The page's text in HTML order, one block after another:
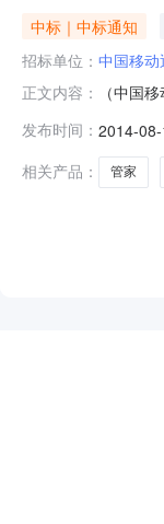
中标｜中标通知
招标单位： 中国移动
正文内容：
（中国
期内，
中国移动
发布时间： 2014-
相关产品：
管家